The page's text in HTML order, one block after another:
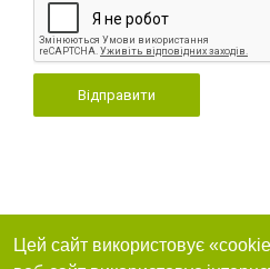
Відправити
Цей сайт використовує